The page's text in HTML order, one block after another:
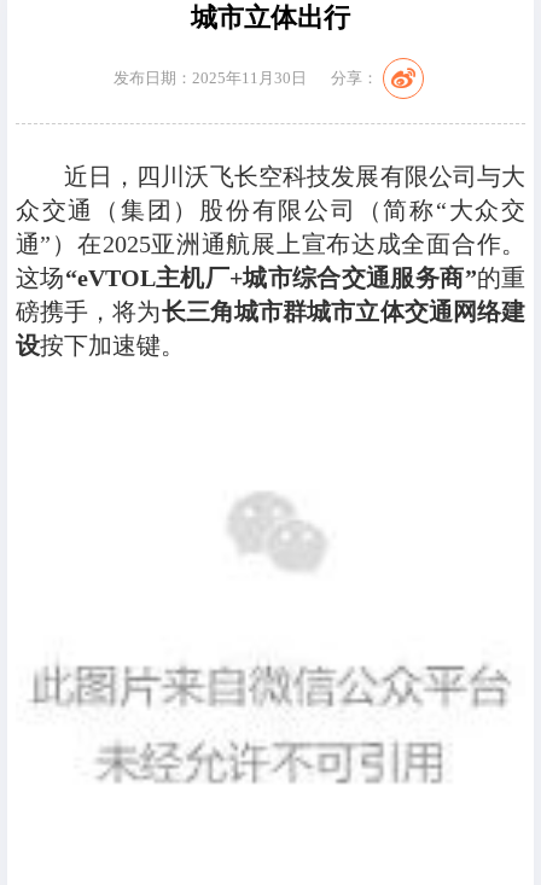
城市立体出行
发布日期：2025年11月30日 分享：
近日，四川沃飞长空科技发展有限公司与大
众交通（集团）股份有限公司（简称“大众交
通”）在2025亚洲通航展上宣布达成全面合作。
这场“eVTOL主机厂+城市综合交通服务商”的重
磅携手，将为长三角城市群城市立体交通网络建
设按下加速键。